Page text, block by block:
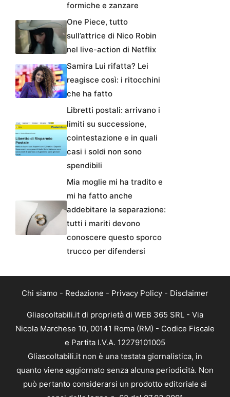
formiche e zanzare
One Piece, tutto
sull’attrice di Nico Robin
nel live-action di Netflix
Samira Lui rifatta? Lei
reagisce così: i ritocchini
che ha fatto
Libretti postali: arrivano i
limiti su successione,
cointestazione e in quali
casi i soldi non sono
spendibili
Mia moglie mi ha tradito e
mi ha fatto anche
addebitare la separazione:
tutti i mariti devono
conoscere questo sporco
trucco per difendersi
Chi siamo - Redazione - Privacy Policy - Disclaimer
Gliascoltabili.it di proprietà di WEB 365 SRL - Via
Nicola Marchese 10, 00141 Roma (RM) - Codice Fiscale
e Partita I.V.A. 12279101005
Gliascoltabili.it non è una testata giornalistica, in
quanto viene aggiornato senza alcuna periodicità. Non
può pertanto considerarsi un prodotto editoriale ai